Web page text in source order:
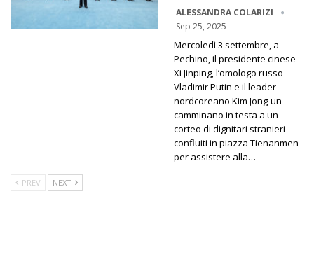
ALESSANDRA COLARIZI
Sep 25, 2025
Mercoledì 3 settembre, a
Pechino, il presidente cinese
Xi Jinping, l’omologo russo
Vladimir Putin e il leader
nordcoreano Kim Jong-un
camminano in testa a un
corteo di dignitari stranieri
confluiti in piazza Tienanmen
per assistere alla…
PREV NEXT